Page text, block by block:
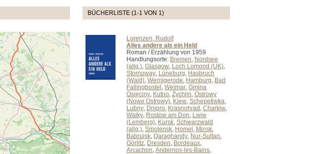
BÜCHERLISTE (1-1 VON 1)
Lorenzen, Rudolf
Alles andere als ein Held
Roman / Erzählung von 1959
Handlungsorte: Bremen, Nordsee
(allg.), Glasgow, Loch Lomond (UK),
Stornoway, Lüneburg, Hasbruch
(Wald), Wernigerode, Hamburg, Bad
Fallingbostel , Weimar, Gmina
Osięciny, Kutno, Żychlin, Ostrowy
(Nowe Ostrowy), Kiew, Schepetiwka,
Lubny, Dnipro, Krasnohrad , Charkiw,
Walky, Rostow am Don, Lwiw
(Lemberg), Kursk, Schwarzwald
(allg.), Smolensk, Homel , Minsk,
Babrujsk, Qaraghandy, Nur-Sultan,
Görlitz, Dresden, Bordeaux,
Arcachon, Andernos-les-Bains,